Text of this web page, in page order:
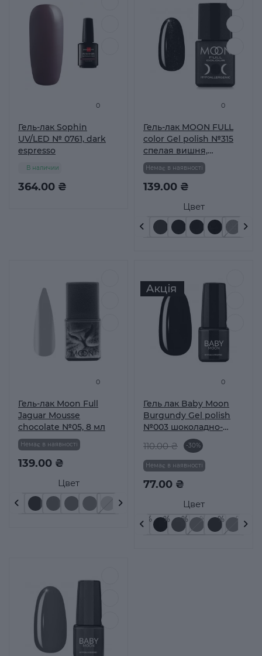
0
Гель-лак Sophin
UV/LED № 0761, dark
espresso
364.00 ₴
В наличии
0
Гель-лак MOON FULL
color Gel polish №315
спелая вишня,
шиммер 8 мл
Цвет
139.00 ₴
Немає в наявності
0
Гель-лак Moon Full
Jaguar Mousse
chocolate №05, 8 мл
Цвет
139.00 ₴
Немає в наявності
0
Гель лак Baby Moon
Burgundy Gel polish
№003 шоколадно-
вишневый 6 мл
Цвет
110.00 ₴ -30%
77.00 ₴
Немає в наявності